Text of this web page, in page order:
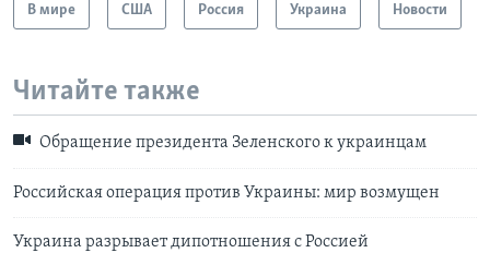
В мире США Россия Украина Новости
Читайте также
Обращение президента Зеленского к украинцам
Российская операция против Украины: мир возмущен
Украина разрывает дипотношения с Россией